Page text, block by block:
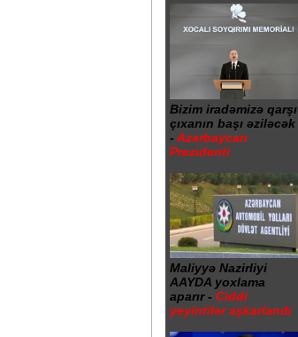
Bizim iradəmizə qarşı
çıxanın başı əziləcək
- Azərbaycan
Prezidenti
Maliyyə Nazirliyi
AAYDA yoxlama
aparır - Ciddi
yeyintilər aşkarlanıb